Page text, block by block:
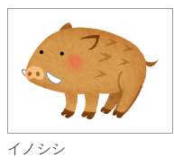
イノシシ